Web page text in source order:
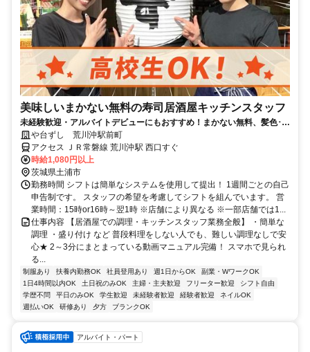
美味しいまかない無料の寿司居酒屋キッチンスタッフ
未経験歓迎・アルバイトデビューにもおすすめ！まかない無料、髪色･髪
型自由、週1日3h～OK
や台ずし 荒川沖駅前町
アクセス ＪＲ常磐線 荒川沖駅 西口すぐ
時給1,080円以上
茨城県土浦市
勤務時間 シフトは簡単なシステムを使用して提出！ 1週間ごとの自己
申告制です。 スタッフの希望を考慮してシフトを組んでいます。 営
業時間：15時or16時～翌1時 ※店舗により異なる ※一部店舗では1...
仕事内容 【居酒屋での調理・キッチンスタッフ業務全般】 ・簡単な
調理 ・盛り付け など 普段料理をしない人でも、難しい調理なしで安
心★ 2～3分にまとまっている動画マニュアル完備！ スマホで見られ
る...
制服あり 扶養内勤務OK 社員登用あり 週1日からOK
副業・WワークOK
1日4時間以内OK
土日祝のみOK 主婦・主夫歓迎 フリーター歓迎
シフト自由
学歴不問
平日のみOK 学生歓迎 未経験者歓迎 経験者歓迎
ネイルOK
週払いOK
研修あり 夕方 ブランクOK
アルバイト・パート